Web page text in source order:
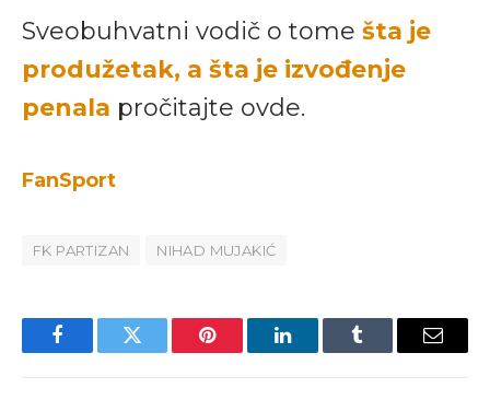
Sveobuhvatni vodič o tome šta je
produžetak, a šta je izvođenje
penala pročitajte ovde.
FanSport
FK PARTIZAN NIHAD MUJAKIĆ
FacebookTwitter Pinterest LinkedInTumblr Email